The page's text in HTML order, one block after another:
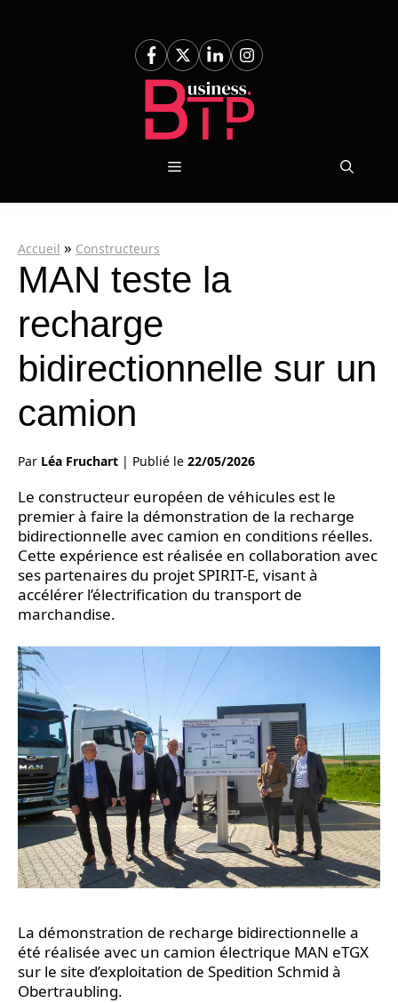
Menu
Accueil » Constructeurs
MAN teste la
recharge
bidirectionnelle sur un
camion
Par Léa Fruchart | Publié le 22/05/2026
Le constructeur européen de véhicules est le
premier à faire la démonstration de la recharge
bidirectionnelle avec camion en conditions réelles.
Cette expérience est réalisée en collaboration avec
ses partenaires du projet SPIRIT-E, visant à
accélérer l’électrification du transport de
marchandise.
La démonstration de recharge bidirectionnelle a
été réalisée avec un camion électrique MAN eTGX
sur le site d’exploitation de Spedition Schmid à
Obertraubling.